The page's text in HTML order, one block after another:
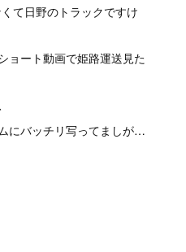
て日野のトラックですけ
ョート動画で姫路運送見た
にバッチリ写ってましが…